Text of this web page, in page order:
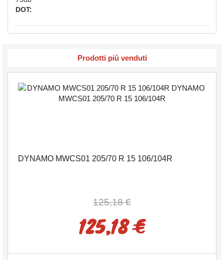
DOT:
Prodotti più venduti
DYNAMO MWCS01 205/70 R 15 106/104R
125,18 €
125,18 €